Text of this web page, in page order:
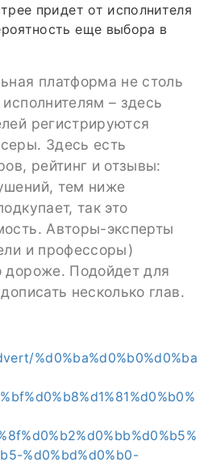
придет от исполнителя
еще выбора в
платформа не столь
– здесь
регистрируются
Здесь есть
рейтинг и отзывы:
тем ниже
так это
Авторы-эксперты
и профессоры)
дороже. Подойдет для
несколько глав.
%d0%ba%d0%b0%d0%ba
%d0%bd%d0%b0-